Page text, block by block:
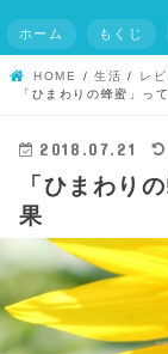
ホーム もくじ
HOME 生活
レ
「ひまわりの蜂蜜」っ
2018.07.21
「ひまわり
果